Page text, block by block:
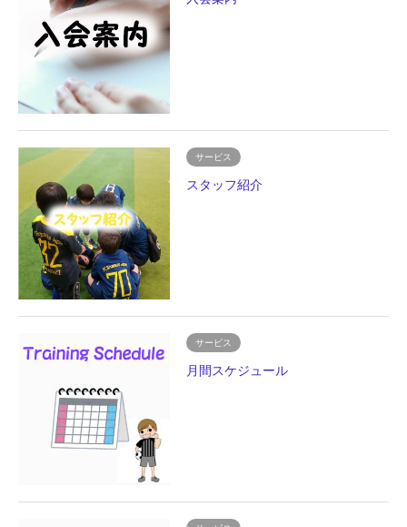
サービス
スタッフ紹介
サービス
月間スケジュール